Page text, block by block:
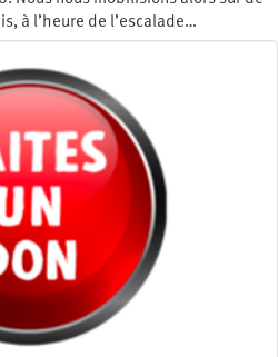
à l’heure de l’escalade…